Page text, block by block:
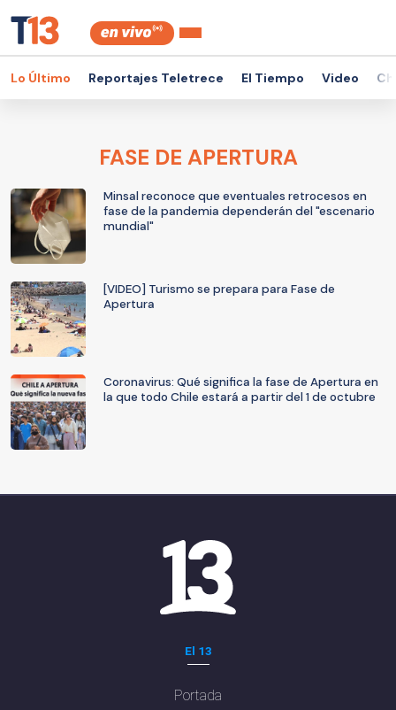
Lo Último Reportajes Teletrece El Tiempo Video
FASE DE APERTURA
Minsal reconoce que eventuales retrocesos en
fase de la pandemia dependerán del "escenario
mundial"
[VIDEO] Turismo se prepara para Fase de
Apertura
Coronavirus: Qué significa la fase de Apertura en
la que todo Chile estará a partir del 1 de octubre
El 13
Portada